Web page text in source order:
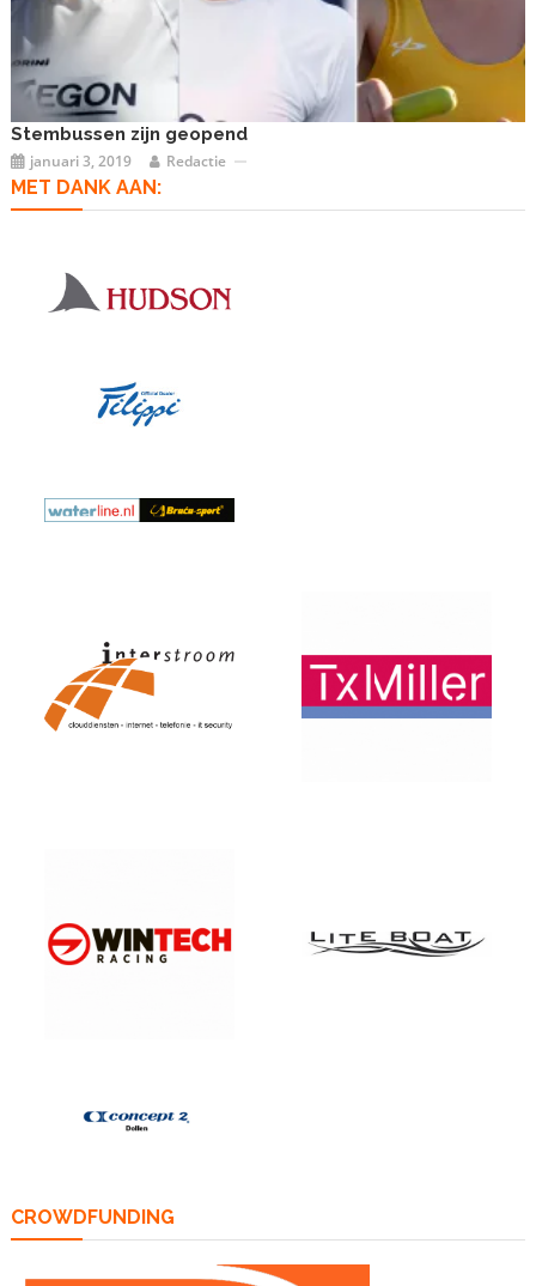
Stembussen zijn geopend
januari 3, 2019 Redactie
MET DANK AAN:
CROWDFUNDING